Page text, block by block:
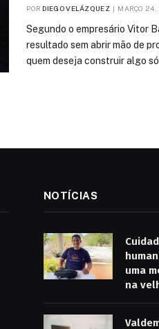
POR DIEGO VELÁZQUEZ MARÇO 24,
Segundo o empresário Vitor
resultado sem abrir mão de
quem deseja construir algo
NOTÍCIAS
uma
na